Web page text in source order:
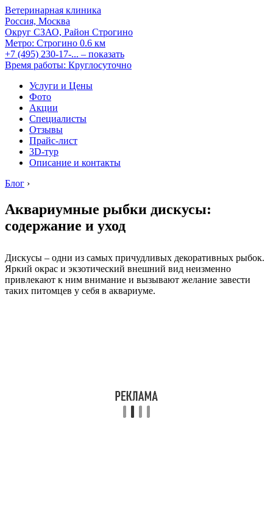
Ветеринарная клиника
Россия, Москва
Округ СЗАО, Район Строгино
Метро: Строгино 0.6 км
+7 (495) 230-17-... – показать
Время работы: Круглосуточно
Услуги и Цены
Фото
Акции
Специалисты
Отзывы
Прайс-лист
3D-тур
Описание и контакты
Блог ›
Аквариумные рыбки дискусы:
содержание и уход
Дискусы – одни из самых причудливых декоративных рыбок.
Яркий окрас и экзотический внешний вид неизменно
привлекают к ним внимание и вызывают желание завести
таких питомцев у себя в аквариуме.